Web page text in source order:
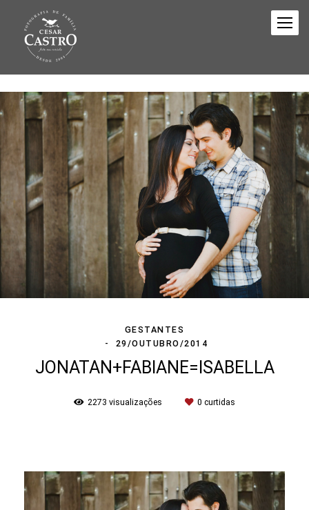
GESTANTES
29/OUTUBRO/2014
JONATAN+FABIANE=ISABELLA
2273 visualizações 0 curtidas